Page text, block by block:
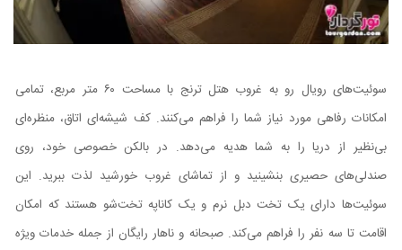
سوئیت‌های رویال رو به غروب هتل ترنج با مساحت ۶۰ متر مربع، تمامی
امکانات رفاهی مورد نیاز شما را فراهم می‌کنند. کف شیشه‌ای اتاق، منظره‌ای
بی‌نظیر از دریا را به شما هدیه می‌دهد. در بالکن خصوصی خود، روی
صندلی‌های حصیری بنشینید و از تماشای غروب خورشید لذت ببرید. این
سوئیت‌ها دارای یک تخت دبل نرم و یک کاناپه تخت‌شو هستند که امکان
اقامت تا سه نفر را فراهم می‌کند. صبحانه و ناهار رایگان از جمله خدمات ویژه